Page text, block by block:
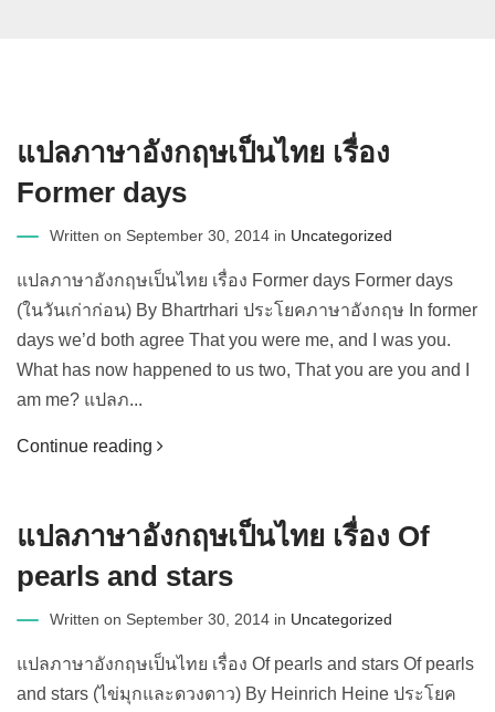
แปลภาษาอังกฤษเป็นไทย เรื่อง
Former days
Written on September 30, 2014 in Uncategorized
แปลภาษาอังกฤษเป็นไทย เรื่อง Former days Former days
(ในวันเก่าก่อน) By Bhartrhari ประโยคภาษาอังกฤษ In former
days we’d both agree That you were me, and I was you.
What has now happened to us two, That you are you and I
am me? แปลภ...
Continue reading
แปลภาษาอังกฤษเป็นไทย เรื่อง Of
pearls and stars
Written on September 30, 2014 in Uncategorized
แปลภาษาอังกฤษเป็นไทย เรื่อง Of pearls and stars Of pearls
and stars (ไข่มุกและดวงดาว) By Heinrich Heine ประโยค